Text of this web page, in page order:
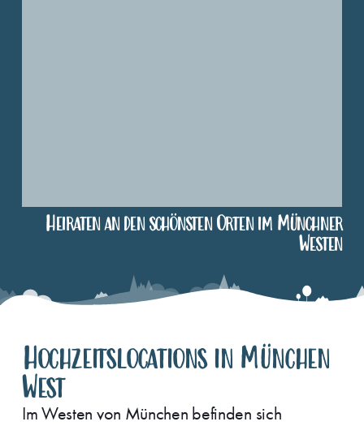
Heiraten an den schönsten Orten im Münchner
Westen
Hochzeitslocations in München
West
Im Westen von München befinden sich